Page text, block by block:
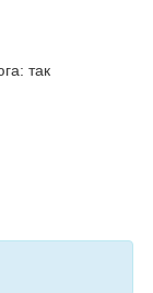
так